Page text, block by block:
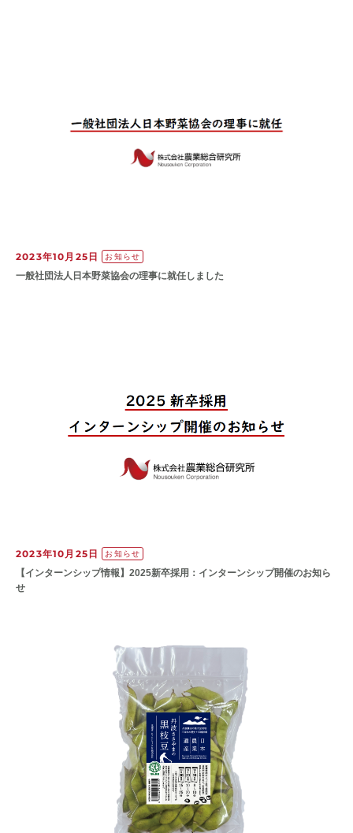
2023年10月25日 お知らせ
一般社団法人日本野菜協会の理事に就任しました
2023年10月25日 お知らせ
【インターンシップ情報】2025新卒採用：インターンシップ開催のお知ら
せ